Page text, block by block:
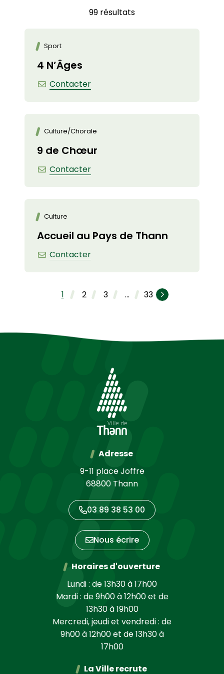
Filtrer les fiches associations
Liste des fiches associations
99 résultats
Sport
4 N’Âges
Contacter4 N’Âges
Culture/Chorale
9 de Chœur
Contacter9 de Chœur
Culture
Accueil au Pays de Thann
ContacterAccueil au Pays de Thann
1 2 3 … 33 Page suivante
Adresse
9-11 place Joffre
68800 Thann
03 89 38 53 00
Nous écrire
Horaires d'ouverture
Lundi : de 13h30 à 17h00
Mardi : de 9h00 à 12h00 et de
13h30 à 19h00
Mercredi, jeudi et vendredi : de
9h00 à 12h00 et de 13h30 à
17h00
La Ville recrute